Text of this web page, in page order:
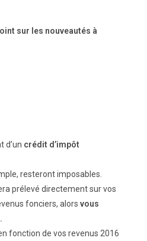
sur les nouveautés à
d’un crédit d’impôt
resteront imposables.
prélevé directement sur vos
fonciers, alors vous
fonction de vos revenus 2016